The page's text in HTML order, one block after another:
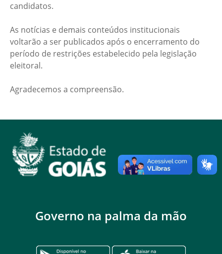
candidatos.
As notícias e demais conteúdos institucionais
voltarão a ser publicados após o encerramento do
período de restrições estabelecido pela legislação
eleitoral.
Agradecemos a compreensão.
Governo na palma da mão